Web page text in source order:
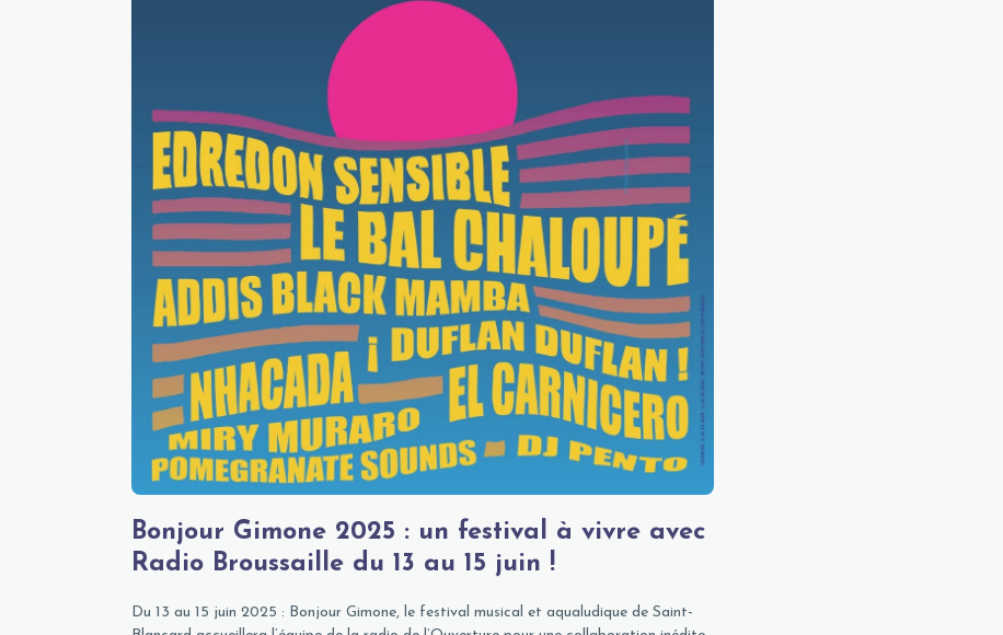
Bonjour Gimone 2025 : un festival à vivre avec
Radio Broussaille du 13 au 15 juin !
Du 13 au 15 juin 2025 : Bonjour Gimone, le festival musical et aqualudique de Saint-